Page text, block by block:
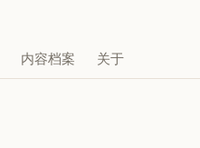
内容档案 关于